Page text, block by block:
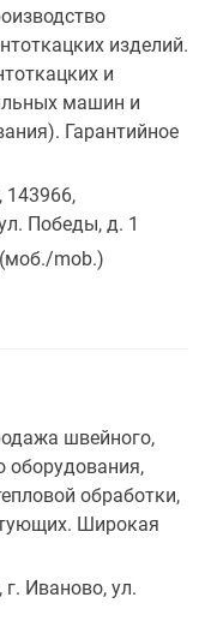
изделий.
и
машин и
Гарантийное
143966,
Победы, д. 1
mob.)
швейного,
оборудования,
обработки,
Широкая
г. Иваново, ул.